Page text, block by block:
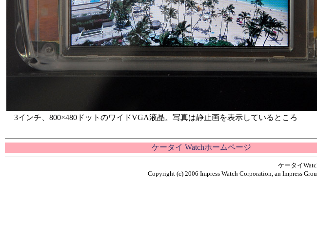
3インチ、800×480ドットのワイドVGA液晶。写真は静止画を表示しているところ
ケータイ Watchホームページ
ケータイ
Copyright (c) 2006 Impress Watch Corporation, an Impress